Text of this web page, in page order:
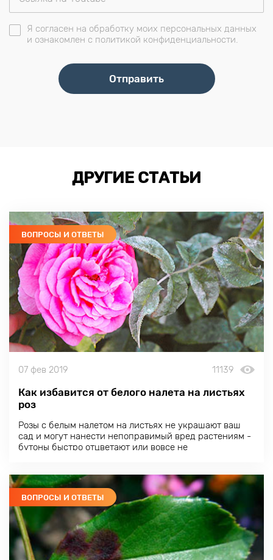
Я согласен на обработку моих персональных данных
и ознакомлен с политикой конфиденциальности.
ДРУГИЕ СТАТЬИ
ВОПРОСЫ И ОТВЕТЫ
07 фев 2019 11139
Как избавится от белого налета на листьях
роз
Розы с белым налетом на листьях не украшают ваш
сад и могут нанести непоправимый вред растениям -
бутоны быстро отцветают или вовсе не
ВОПРОСЫ И ОТВЕТЫ